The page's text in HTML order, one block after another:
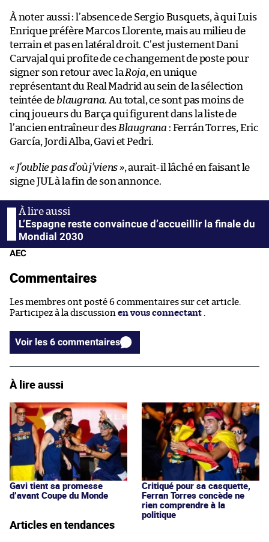
À noter aussi : l’absence de Sergio Busquets, à qui Luis
Enrique préfère Marcos Llorente, mais au milieu de
terrain et pas en latéral droit. C’est justement Dani
Carvajal qui profite de ce changement de poste pour
signer son retour avec la Roja, en unique
représentant du Real Madrid au sein de la sélection
teintée de blaugrana. Au total, ce sont pas moins de
cinq joueurs du Barça qui figurent dans la liste de
l’ancien entraîneur des Blaugrana : Ferrán Torres, Eric
García, Jordi Alba, Gavi et Pedri.
« J’oublie pas d’où j’viens », aurait-il lâché en faisant le
signe JUL à la fin de son annonce.
L’Espagne reste convaincue d’accueillir la finale du
Mondial 2030
AEC
Commentaires
Les membres ont posté 6 commentaires sur cet article.
Participez à la discussion en vous connectant
Voir les 6 commentaires
À lire aussi
Gavi tient sa promesse
d’avant Coupe du Monde
Critiqué pour sa casquette,
Ferran Torres concède ne
rien comprendre à la
politique
Articles en tendances